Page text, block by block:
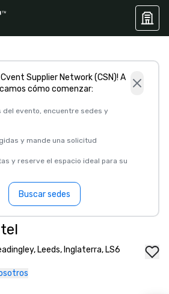
Supplier Network (CSN)! A
cómo comenzar:
del evento, encuentre sedes y
y mande una solicitud
y reserve el espacio ideal para su
Buscar sedes
Leeds, Inglaterra, LS6